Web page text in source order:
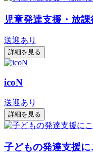
児童発達支援・放
送迎あり
詳細を見る
icoN
送迎あり
詳細を見る
子どもの発達支援